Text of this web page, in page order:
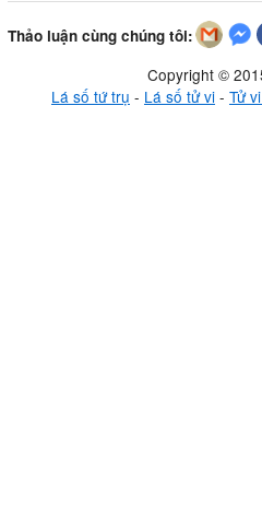
Thảo luận cùng chúng tôi:
Copyright ©
Lá số tứ trụ - Lá số tử vi- Tử